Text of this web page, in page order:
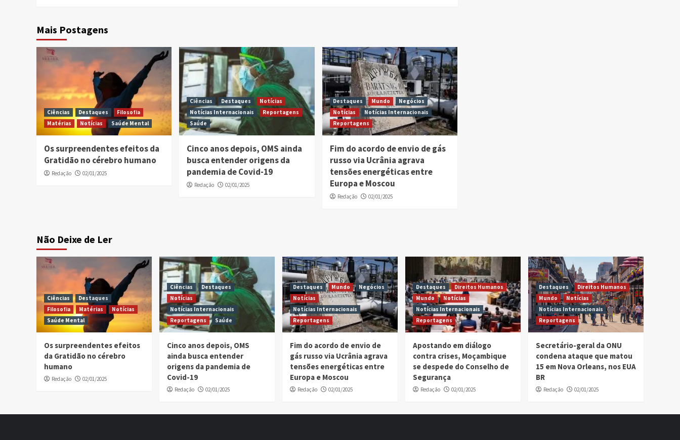
Mais Postagens
Ciências Destaques
Filosofia
Matérias
Notícias Saúde Mental
Os surpreendentes efeitos da
Gratidão no cérebro humano
Redação 02/01/2025
Ciências Destaques
Notícias
Notícias Internacionais
Reportagens
Saúde
Cinco anos depois, OMS ainda
busca entender origens da
pandemia de Covid-19
Redação 02/01/2025
Destaques Mundo
Negócios
Notícias
Notícias Internacionais
Reportagens
Fim do acordo de envio de gás
russo via Ucrânia agrava
tensões energéticas entre
Europa e Moscou
Redação 02/01/2025
Não Deixe de Ler
Ciências
Destaques
Filosofia
Matérias
Notícias
Saúde Mental
Os surpreendentes efeitos
da Gratidão no cérebro
humano
Redação 02/01/2025
Ciências
Destaques
Notícias
Notícias Internacionais
Reportagens
Saúde
Cinco anos depois, OMS
ainda busca entender
origens da pandemia de
Covid-19
Redação 02/01/2025
Destaques Mundo
Negócios
Notícias
Notícias Internacionais
Reportagens
Fim do acordo de envio de
gás russo via Ucrânia agrava
tensões energéticas entre
Europa e Moscou
Redação 02/01/2025
Destaques
Direitos Humanos
Mundo
Notícias
Notícias Internacionais
Reportagens
Apostando em diálogo
contra crises, Moçambique
se despede do Conselho de
Segurança
Redação 02/01/2025
Destaques
Direitos Humanos
Mundo
Notícias
Notícias Internacionais
Reportagens
Secretário-geral da ONU
condena ataque que matou
15 em Nova Orleans, nos EUA
BR
Redação 02/01/2025